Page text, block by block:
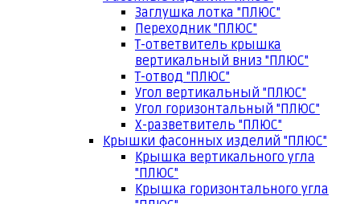
Заглушка лотка "ПЛЮС"
Переходник "ПЛЮС"
Т-ответвитель крышка
вертикальный вниз "ПЛЮС"
Т-отвод "ПЛЮС"
Угол вертикальный "ПЛЮС"
Угол горизонтальный "ПЛЮС"
Х-разветвитель "ПЛЮС"
Крышки фасонных изделий "ПЛЮС"
Крышка вертикального угла
"ПЛЮС"
Крышка горизонтального угла